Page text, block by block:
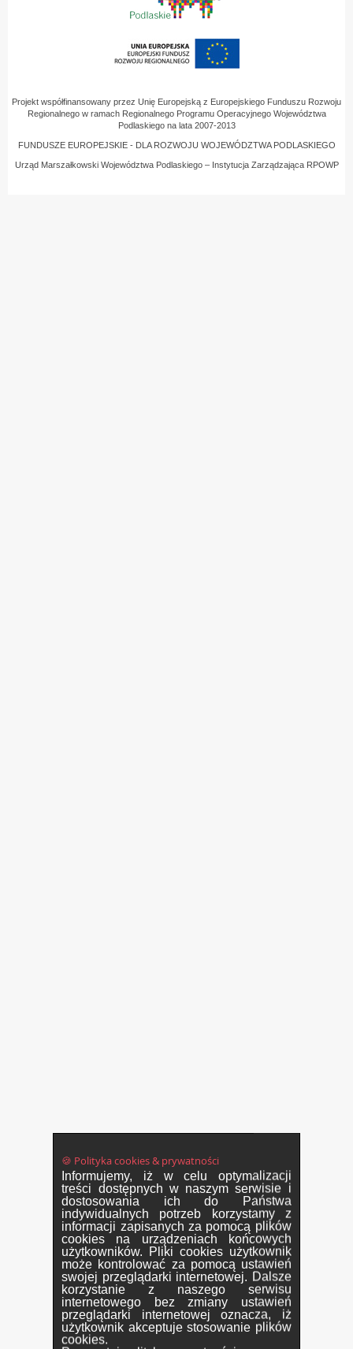
🍪 Polityka cookies & prywatności
Informujemy, iż w celu optymalizacji
treści dostępnych w naszym serwisie i
dostosowania ich do Państwa
indywidualnych potrzeb korzystamy z
informacji zapisanych za pomocą plików
cookies na urządzeniach końcowych
użytkowników. Pliki cookies użytkownik
może kontrolować za pomocą ustawień
swojej przeglądarki internetowej. Dalsze
korzystanie z naszego serwisu
internetowego bez zmiany ustawień
przeglądarki internetowej oznacza, iż
użytkownik akceptuje stosowanie plików
cookies.
Projekt współfinansowany przez Unię Europejską z Europejskiego Funduszu Rozwoju
Regionalnego w ramach Regionalnego Programu Operacyjnego Województwa
Podlaskiego na lata 2007-2013
FUNDUSZE EUROPEJSKIE - DLA ROZWOJU WOJEWÓDZTWA PODLASKIEGO
Urząd Marszałkowski Województwa Podlaskiego – Instytucja Zarządzająca RPOWP